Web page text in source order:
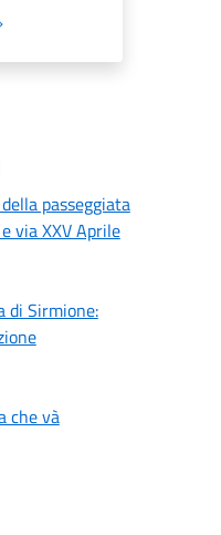
passeggiata
via XXV Aprile
di Sirmione:
che và